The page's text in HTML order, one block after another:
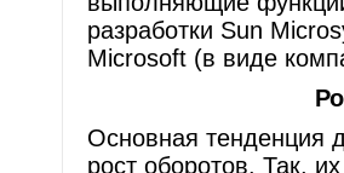
разработки Sun
Microsoft (в виде
Основная тенденция
рост оборотов. Так,